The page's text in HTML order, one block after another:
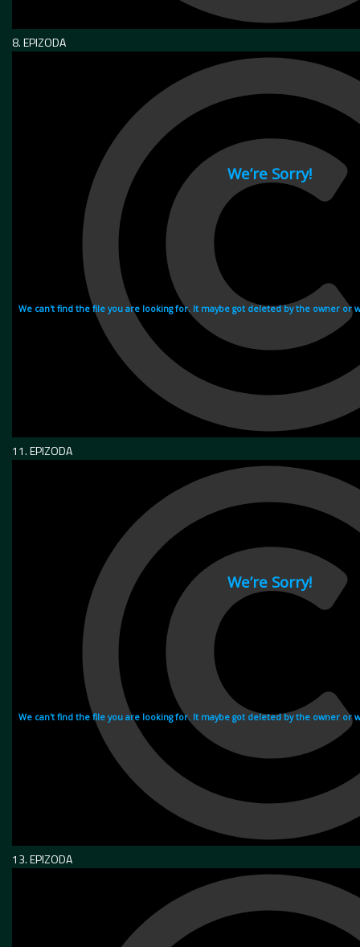
8. EPIZODA
11. EPIZODA
13. EPIZODA